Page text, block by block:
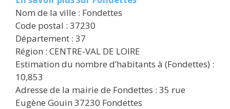
Nom de la ville : Fondettes
Code postal : 37230
Département : 37
Région : CENTRE-VAL DE LOIRE
Estimation du nombre d’habitants à (Fondettes) :
10,853
Adresse de la mairie de Fondettes : 35 rue
Eugène Gouin 37230 Fondettes